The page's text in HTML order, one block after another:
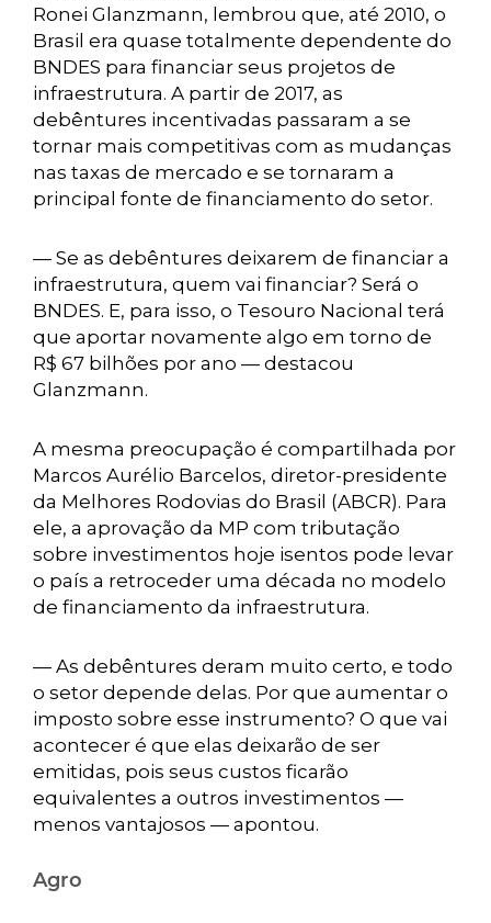
Ronei Glanzmann, lembrou que, até 2010, o
Brasil era quase totalmente dependente do
BNDES para financiar seus projetos de
infraestrutura. A partir de 2017, as
debêntures incentivadas passaram a se
tornar mais competitivas com as mudanças
nas taxas de mercado e se tornaram a
principal fonte de financiamento do setor.
— Se as debêntures deixarem de financiar a
infraestrutura, quem vai financiar? Será o
BNDES. E, para isso, o Tesouro Nacional terá
que aportar novamente algo em torno de
R$ 67 bilhões por ano — destacou
Glanzmann.
A mesma preocupação é compartilhada por
Marcos Aurélio Barcelos, diretor-presidente
da Melhores Rodovias do Brasil (ABCR). Para
ele, a aprovação da MP com tributação
sobre investimentos hoje isentos pode levar
o país a retroceder uma década no modelo
de financiamento da infraestrutura.
— As debêntures deram muito certo, e todo
o setor depende delas. Por que aumentar o
imposto sobre esse instrumento? O que vai
acontecer é que elas deixarão de ser
emitidas, pois seus custos ficarão
equivalentes a outros investimentos —
menos vantajosos — apontou.
Agro